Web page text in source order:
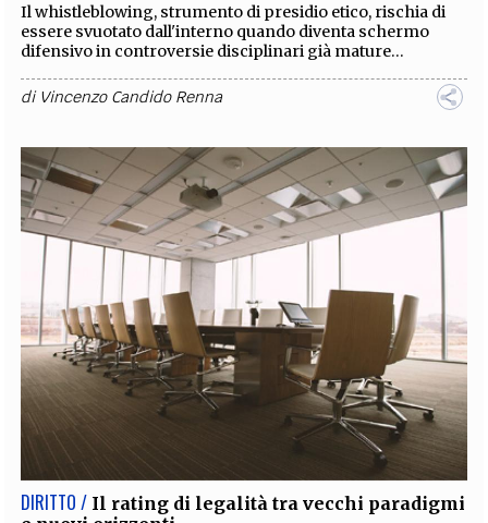
Il whistleblowing, strumento di presidio etico, rischia di
essere svuotato dall'interno quando diventa schermo
difensivo in controversie disciplinari già mature...
di Vincenzo Candido Renna
DIRITTO / Il rating di legalità tra vecchi paradigmi